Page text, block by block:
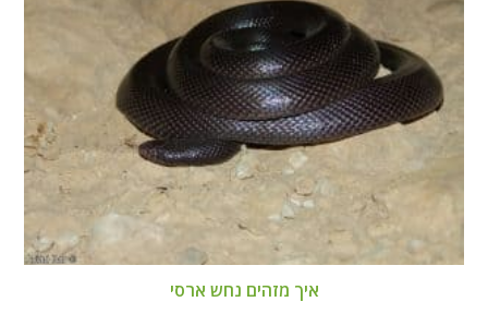
איך מזהים נחש ארסי